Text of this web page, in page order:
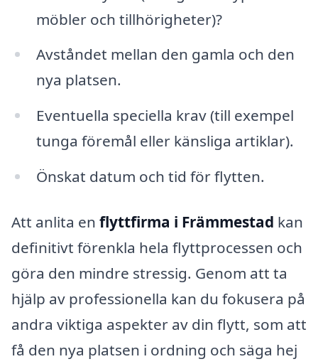
möbler och tillhörigheter)?
Avståndet mellan den gamla och den
nya platsen.
Eventuella speciella krav (till exempel
tunga föremål eller känsliga artiklar).
Önskat datum och tid för flytten.
Att anlita en flyttfirma i Främmestad kan
definitivt förenkla hela flyttprocessen och
göra den mindre stressig. Genom att ta
hjälp av professionella kan du fokusera på
andra viktiga aspekter av din flytt, som att
få den nya platsen i ordning och säga hej